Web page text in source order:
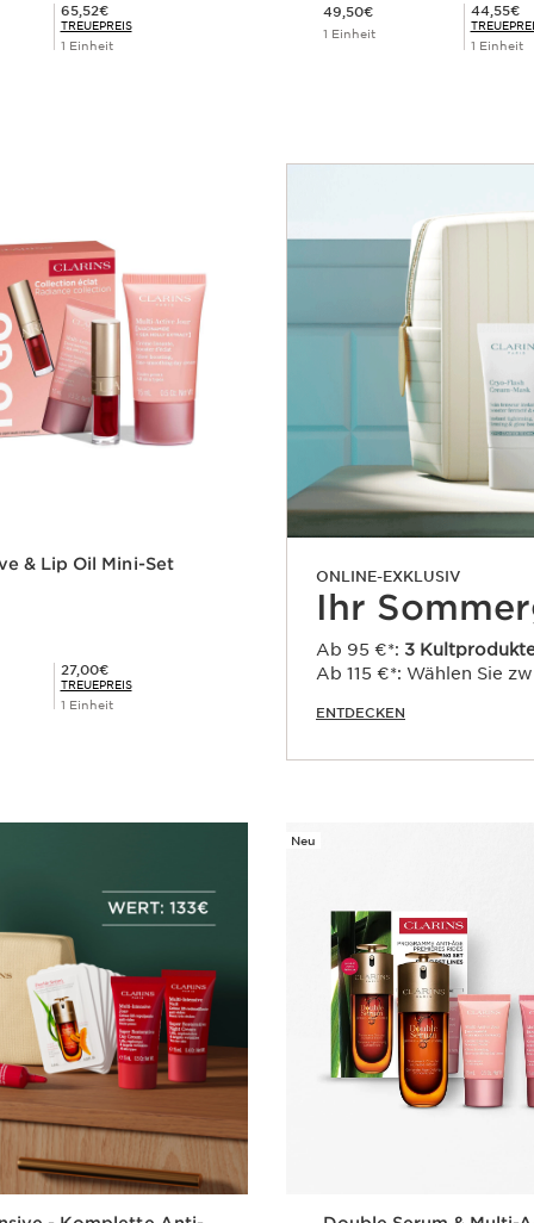
Mitgliederpreis 65,52€
65,52€
TREUEPREIS
1 Einheit
49,50€
1 Einheit
Mitgliederpreis 44,55€
44,55€
1 Einheit
& Lip Oil Mini-Set
Mitgliederpreis 27,00€
27,00€
TREUEPREIS
1 Einheit
ONLINE-EXKLUSIV
Ihr
Ab 95 €*: 3
Ab 115 €*: Wählen Sie
ENTDECKEN
Neu